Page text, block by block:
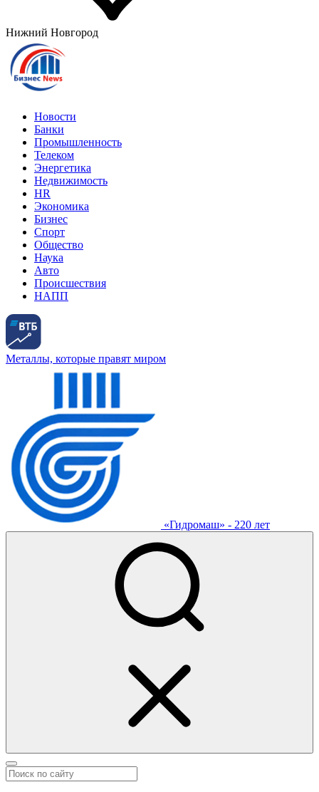
Нижний Новгород
Новости
Банки
Промышленность
Телеком
Энергетика
Недвижимость
HR
Экономика
Бизнес
Спорт
Общество
Наука
Авто
Происшествия
НАПП
Металлы, которые правят миром
«Гидромаш» - 220 лет